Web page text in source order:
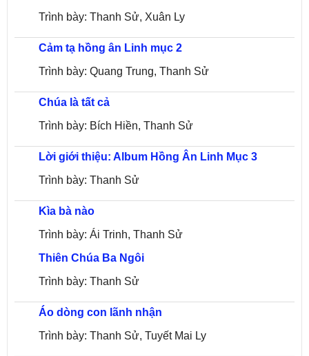
Trình bày: Thanh Sử, Xuân Ly
Cảm tạ hồng ân Linh mục 2
Trình bày: Quang Trung, Thanh Sử
Chúa là tất cả
Trình bày: Bích Hiền, Thanh Sử
Lời giới thiệu: Album Hồng Ân Linh Mục 3
Trình bày: Thanh Sử
Kìa bà nào
Trình bày: Ái Trinh, Thanh Sử
Thiên Chúa Ba Ngôi
Trình bày: Thanh Sử
Áo dòng con lãnh nhận
Trình bày: Thanh Sử, Tuyết Mai Ly